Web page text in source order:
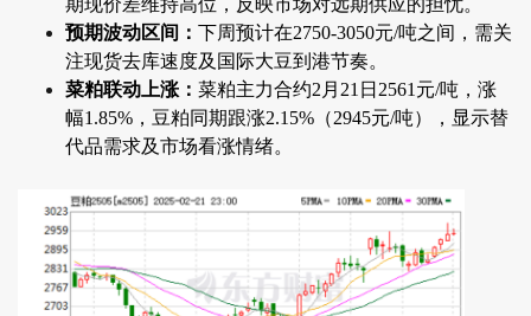
期现价差维持高位，反映市场对远期供应的担忧。
预期波动区间：
下周预计在2750-3050元/吨之间，需关
注现货去库速度及国际大豆到港节奏。
菜粕联动上涨： 菜粕主力合约2月21日2561元/吨，涨
幅1.85%，豆粕同期跟涨2.15%（2945元/吨），显示替
代品需求及市场看涨情绪。